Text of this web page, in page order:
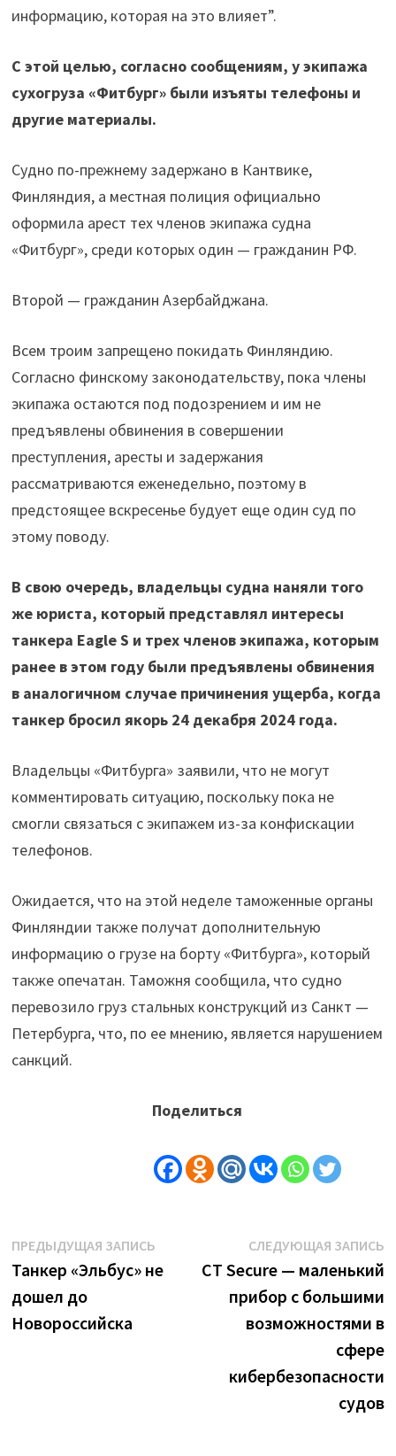
информацию, которая на это влияет”.
С этой целью, согласно сообщениям, у экипажа
сухогруза «Фитбург» были изъяты телефоны и
другие материалы.
Судно по-прежнему задержано в Кантвике,
Финляндия, а местная полиция официально
оформила арест тех членов экипажа судна
«Фитбург», среди которых один — гражданин РФ.
Второй — гражданин Азербайджана.
Всем троим запрещено покидать Финляндию.
Согласно финскому законодательству, пока члены
экипажа остаются под подозрением и им не
предъявлены обвинения в совершении
преступления, аресты и задержания
рассматриваются еженедельно, поэтому в
предстоящее вскресенье будует еще один суд по
этому поводу.
В свою очередь, владельцы судна наняли того
же юриста, который представлял интересы
танкера Eagle S и трех членов экипажа, которым
ранее в этом году были предъявлены обвинения
в аналогичном случае причинения ущерба, когда
танкер бросил якорь 24 декабря 2024 года.
Владельцы «Фитбурга» заявили, что не могут
комментировать ситуацию, поскольку пока не
смогли связаться с экипажем из-за конфискации
телефонов.
Ожидается, что на этой неделе таможенные органы
Финляндии также получат дополнительную
информацию о грузе на борту «Фитбурга», который
также опечатан. Таможня сообщила, что судно
перевозило груз стальных конструкций из Санкт —
Петербурга, что, по ее мнению, является нарушением
санкций.
Поделиться
Навигация
по
записям
ПРЕДЫДУЩАЯ ЗАПИСЬПредыдущая
запись:
Танкер «Эльбус» не
дошел до
Новороссийска
СЛЕДУЮЩАЯ ЗАПИСЬ
CT Secure — маленький
прибор с большими
возможностями в
сфере
кибербезопасности
судов